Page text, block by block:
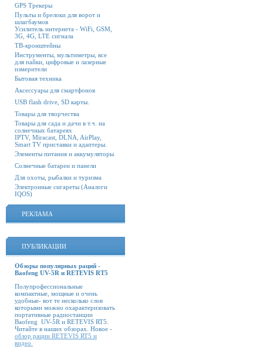
GPS Трекеры
Пульты и брелоки для ворот и
шлагбаумов
Усилитель интернета - WiFi, GSM,
3G, 4G, LTE сигнала
ТВ-кронштейны
Инструменты, мультиметры, все
для пайки, цифровые и лазерные
измерители
Бытовая техника
Аксессуары для смартфонов
USB flash drive, SD карты.
Товары для творчества
Товары для сада и дачи в т.ч. на
солнечных батареях
IPTV, Miracast, DLNA, AirPlay,
Smart TV приставки и адаптеры.
Элементы питания и аккумуляторы
Солнечные батареи и панели
Для охоты, рыбалки и туризма
Электронные сигареты (Аналоги
IQOS)
РЕКЛАМА
ПУБЛИКАЦИИ
Обзоры популярных раций -
Baofeng UV-5R и RETEVIS RT5
Полупрофессиональные
компактные, мощные и очень
удобные- вот те несколько слов
которыми можно охарактеризовать
портативные радиостанции
Baofeng UV-5R и RETEVIS RT5.
Читайте в наших обзорах. Новое -
обзор рации RETEVIS RT5 и
видео